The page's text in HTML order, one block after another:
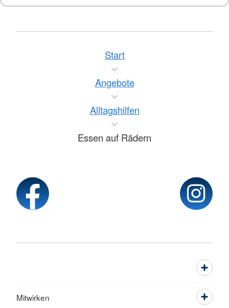
Start
Angebote
Alltagshilfen
Essen auf Rädern
Mitwirken